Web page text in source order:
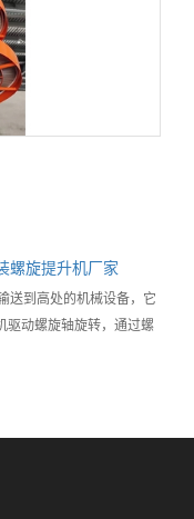
螺旋提升机厂家
送到高处的机械设备，它
驱动螺旋轴旋转，通过螺
护。2.体积小：螺旋提